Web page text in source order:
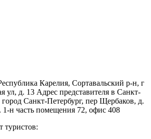
Карелия, Сортавальский р-н, г
ул, д. 13 Адрес представителя в Санкт-
город Санкт-Петербург, пер Щербаков, д.
н часть помещения 72, офис 408
туристов: